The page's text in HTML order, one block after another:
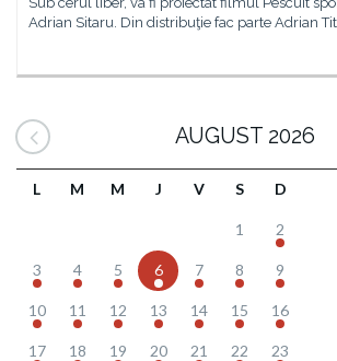
Adrian Sitaru. Din distribuţie fac parte Adrian
AUGUST 2026
L M M J V S D
1 2
3 4 5 6 7 8 9
10 11 12 13 14 15 16
17 18 19 20 21 22 23